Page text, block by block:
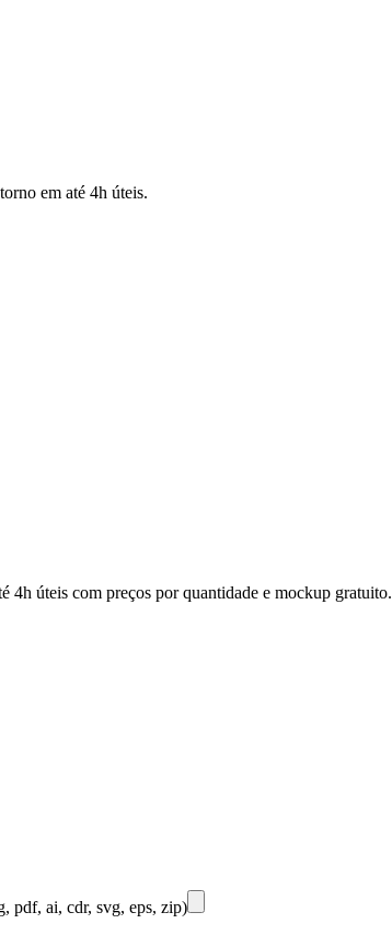
em até 4h úteis.
4h úteis com preços por quantidade e mockup gratuito.
pdf, ai, cdr, svg, eps, zip)